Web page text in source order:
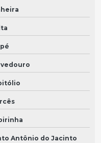
Antônio do Jacinto